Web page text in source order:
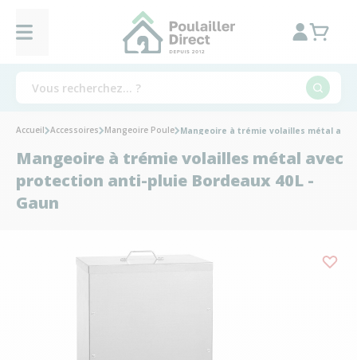
Accueil Accessoires Mangeoire Poule Mangeoire à trémie volailles métal
Mangeoire à trémie volailles métal avec
protection anti-pluie Bordeaux 40L -
Gaun